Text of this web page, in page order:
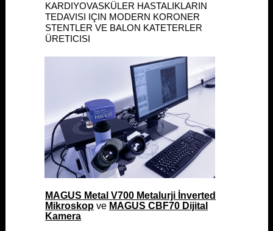
MAGUS Metal V700 Metalurji İnverted
Mikroskop ve MAGUS CBF70 Dijital
Kamera
KARDIYOVASKÜLER HASTALIKLARIN
TEDAVISI IÇIN MODERN KORONER
STENTLER VE BALON KATETERLER
ÜRETICISI
MAGUS Metal V700 Metalurji İnverted
Mikroskop ve MAGUS CBF70 Dijital
Kamera
KARDIYOVASKÜLER HASTALIKLARIN
TEDAVISI IÇIN MODERN KORONER
STENTLER VE BALON KATETERLER
ÜRETICISI